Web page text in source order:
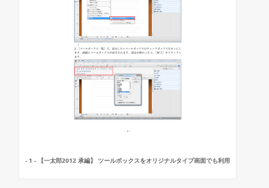
- 1 - 【一太郎2012 承編】 ツールボックスをオリジナルタイプ画面でも利用